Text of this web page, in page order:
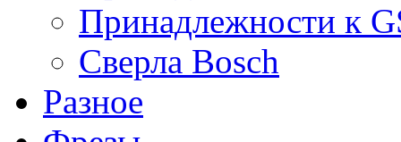
Принадлежности к
Сверла Bosch
Разное